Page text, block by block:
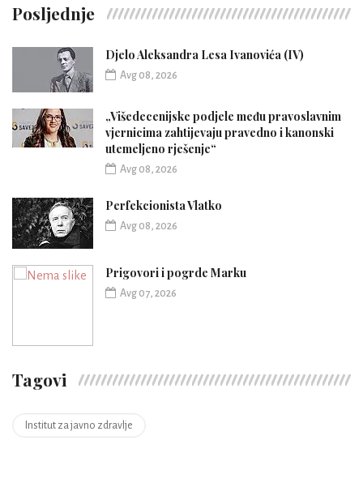
Posljednje
Djelo Aleksandra Lesa Ivanovića (IV)
Avg 08, 2026
„Višedecenijske podjele među pravoslavnim
vjernicima zahtijevaju pravedno i kanonski
utemeljeno rješenje“
Avg 08, 2026
Perfekcionista Vlatko
Avg 08, 2026
Prigovori i pogrde Marku
Avg 07, 2026
Tagovi
Institut za javno zdravlje